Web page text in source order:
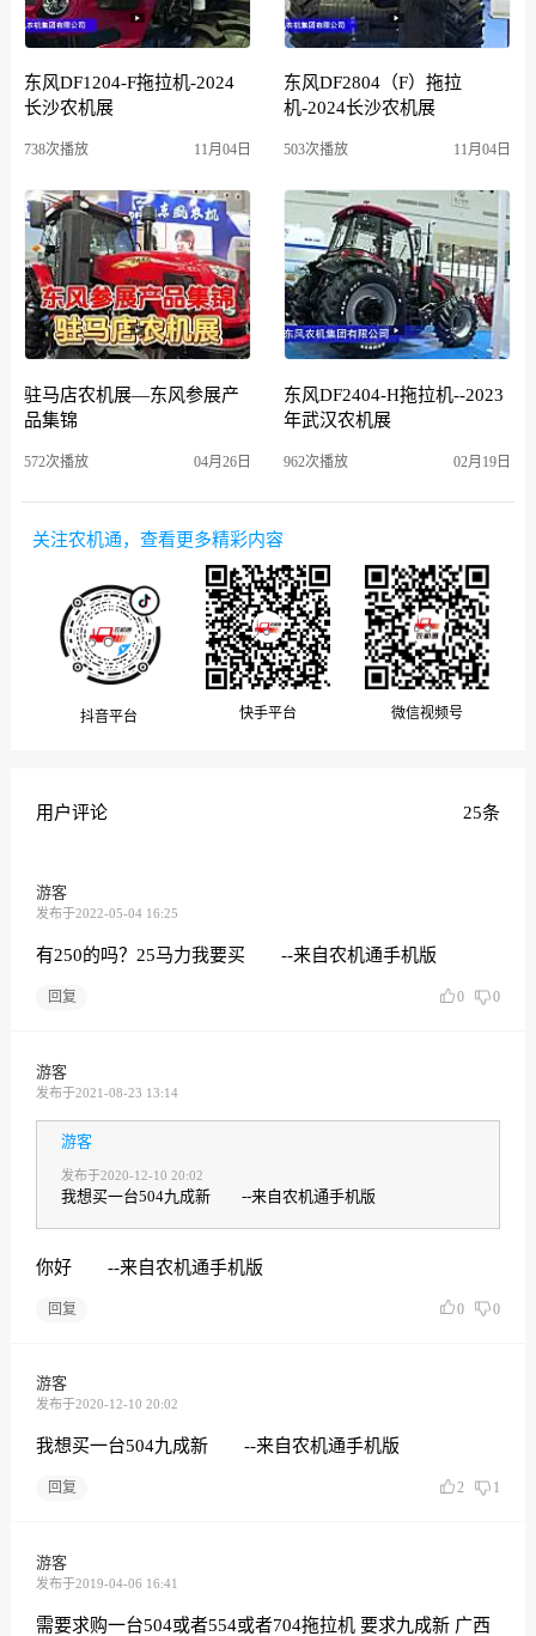
东风DF1204-F拖拉机-2024
长沙农机展
738次播放 11月04日
东风DF2804（F）拖拉
机-2024长沙农机展
503次播放 11月04日
驻马店农机展—东风参展产
品集锦
572次播放 04月26日
东风DF2404-H拖拉机--2023
年武汉农机展
962次播放 02月19日
关注农机通，查看更多精彩内容
抖音平台 快手平台 微信视频号
用户评论 25条
游客
发布于2022-05-04 16:25
有250的吗？25马力我要买 --来自农机通手机版
回复 0 0
游客
发布于2021-08-23 13:14
游客
发布于2020-12-10 20:02
我想买一台504九成新 --来自农机通手机版
你好 --来自农机通手机版
回复 0 0
游客
发布于2020-12-10 20:02
我想买一台504九成新 --来自农机通手机版
回复 2 1
游客
发布于2019-04-06 16:41
需要求购一台504或者554或者704拖拉机 要求九成新 广西